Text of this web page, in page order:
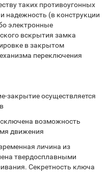
таких противоугонных
надежность (в конструкции
электронные
вскрытия замка
в закрытом
переключения
закрытие осуществляется
возможность
движения
личина из
твердосплавными
Секретность ключа